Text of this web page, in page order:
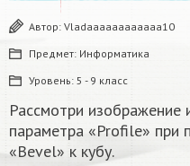
Автор: Vladaaaaaaaaaaaa10
Предмет: Информатика
Уровень: 5 - 9 класс
Рассмотри изображение
параметра «Profile» при
«Bevel» к кубу.